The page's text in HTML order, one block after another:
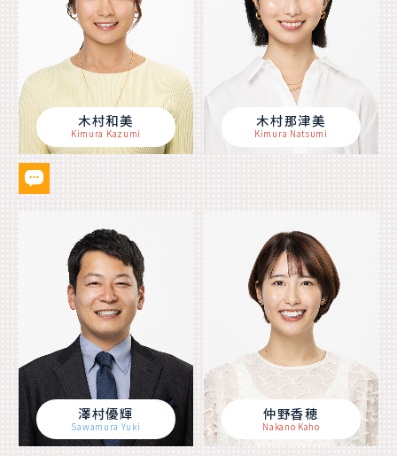
木村和美
Kimura Kazumi
木村那津美
Kimura Natsumi
澤村優輝
Sawamura Yuki
仲野香穂
Nakano Kaho